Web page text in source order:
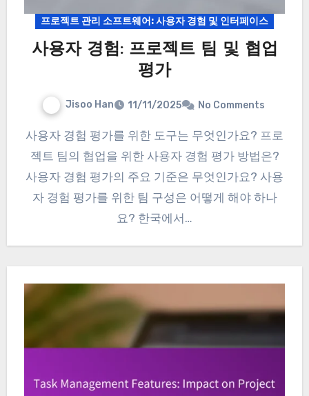
프로젝트 관리 소프트웨어: 사용자 경험 및 인터페이스
사용자 경험: 프로젝트 팀 및 협업
평가
Jisoo Han 11/11/2025 No Comments
사용자 경험 평가를 위한 도구는 무엇인가요? 프로
젝트 팀의 협업을 위한 사용자 경험 평가 방법은?
사용자 경험 평가의 주요 기준은 무엇인가요? 사용
자 경험 평가를 위한 팀 구성은 어떻게 해야 하나
요? 한국에서…